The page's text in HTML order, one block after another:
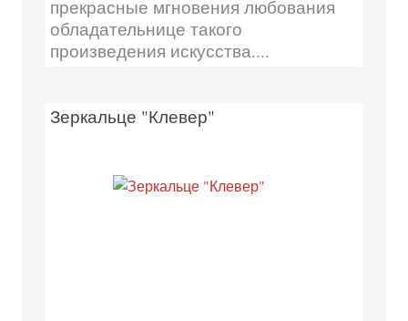
прекрасные мгновения любования
обладательнице такого
произведения искусства....
Зеркальце "Клевер"